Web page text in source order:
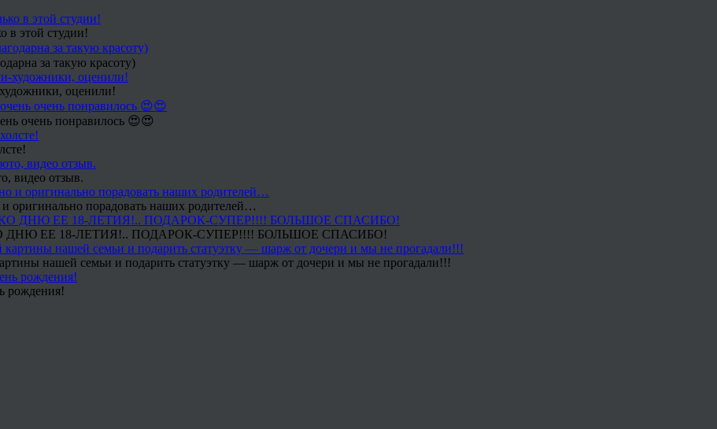
в этой студии!
за такую красоту)
оценили!
очень понравилось 😍😍
видео отзыв.
оригинально порадовать наших родителей…
ЕЕ 18-ЛЕТИЯ!.. ПОДАРОК-СУПЕР!!!! БОЛЬШОЕ СПАСИБО!
нашей семьи и подарить статуэтку — шарж от дочери и мы не прогадали!!!
рождения!